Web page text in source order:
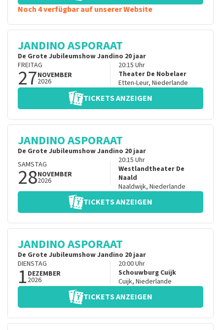
Noch 4 verfügbar auf unserer Website
JANDINO ASPORAAT
De Grote Jubileumshow Jandino 20 jaar
FREITAG
27NOVEMBER
2026
20:15 Uhr
Theater De Nobelaer
Etten-Leur, Niederlande
TICKETS ANZEIGEN
JANDINO ASPORAAT
De Grote Jubileumshow Jandino 20 jaar
SAMSTAG
28NOVEMBER
2026
20:15 Uhr
Westlandtheater De
Naald
Naaldwijk, Niederlande
TICKETS ANZEIGEN
JANDINO ASPORAAT
De Grote Jubileumshow Jandino 20 jaar
DIENSTAG
1 DEZEMBER
2026
20:00Uhr
Schouwburg Cuijk
Cuijk, Niederlande
TICKETS ANZEIGEN